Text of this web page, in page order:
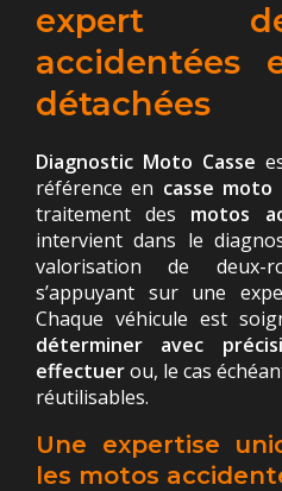
expert
accidentées
détachées
Diagnostic Moto Casse
référence en casse moto
traitement des motos
intervient dans le
valorisation de deux-
s’appuyant sur une
Chaque véhicule est
déterminer avec
effectuerou, le cas
réutilisables.
Une expertise
les motos